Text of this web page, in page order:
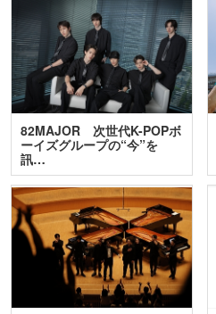
82MAJOR 次世代K-POPボ
ーイズグループの“今”を
訊…